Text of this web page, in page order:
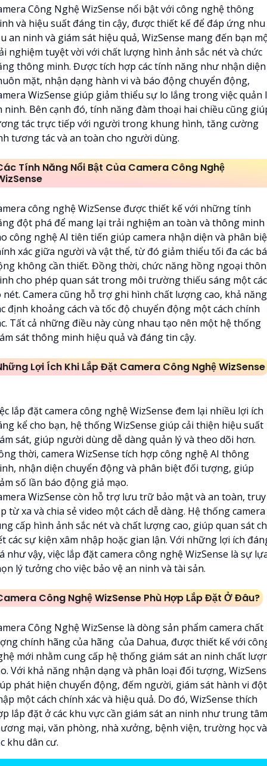
Công Nghệ WizSense nổi bật với công nghệ thông
và hiệu suất đáng tin cậy, được thiết kế để đáp ứng nhu
an ninh và giám sát hiệu quả, WizSense mang đến bạn
nghiệm tuyệt vời với chất lượng hình ảnh sắc nét và chức
thông minh. Được tích hợp các tính năng như nhận diện
mặt, nhận dạng hành vi và báo động chuyển động,
WizSense giúp giảm thiểu sự lo lắng trong việc quản
ninh. Bên cạnh đó, tính năng đàm thoại hai chiều cũng
tác trực tiếp với người trong khung hình, tăng cường
tương tác và an toàn cho người dùng.
Tính Năng Nổi Bật Của Camera Công Nghệ
công nghệ WizSense được thiết kế với những tính
đột phá để mang lại trải nghiệm an toàn và thông minh
công nghệ AI tiên tiến giúp camera nhận diện và phân
xác giữa người và vật thể, từ đó giảm thiểu tối đa các
không cần thiết. Đồng thời, chức năng hồng ngoại
cho phép quan sát trong môi trường thiếu sáng một
nét. Camera cũng hỗ trợ ghi hình chất lượng cao, khả năng
định khoảng cách và tốc độ chuyển động một cách chính
Tất cả những điều này cùng nhau tạo nên một hệ thống
sát thông minh hiệu quả và đáng tin cậy.
Lợi Ích Khi Lắp Đặt Camera Công Nghệ WizSense
lắp đặt camera công nghệ WizSense đem lại nhiều lợi ích
kể cho bạn, hệ thống WizSense giúp cải thiện hiệu suất
sát, giúp người dùng dễ dàng quản lý và theo dõi hơn.
thời, camera WizSense tích hợp công nghệ AI thông
nhận diện chuyển động và phân biệt đối tượng, giúp
số lần báo động giả mạo.
WizSense còn hỗ trợ lưu trữ bảo mật và an toàn, truy
từ xa và chia sẻ video một cách dễ dàng. Hệ thống camera
cấp hình ảnh sắc nét và chất lượng cao, giúp quan sát
các sự kiện xâm nhập hoặc gian lận. Với những lợi ích
như vậy, việc lắp đặt camera công nghệ WizSense là sự
lý tưởng cho việc bảo vệ an ninh và tài sản.
Công Nghệ WizSense Phù Hợp Lắp Đặt Ở Đâu?
Công Nghệ WizSense là dòng sản phẩm camera chất
chính hãng của hãng của Dahua, được thiết kế với
mới nhằm cung cấp hệ thống giám sát an ninh chất
Với khả năng nhận dạng và phân loại đối tượng,
phát hiện chuyển động, đếm người, giám sát hành vi đột
một cách chính xác và hiệu quả. Do đó, WizSense thích
lắp đặt ở các khu vực cần giám sát an ninh như trung tâm
mại, văn phòng, nhà xưởng, bệnh viện, trường học và
khu dân cư.